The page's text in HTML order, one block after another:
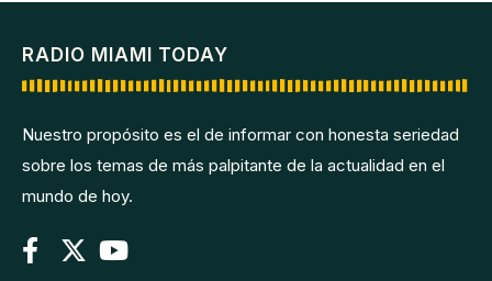
RADIO MIAMI TODAY
Nuestro propósito es el de informar con honesta seriedad
sobre los temas de más palpitante de la actualidad en el
mundo de hoy.